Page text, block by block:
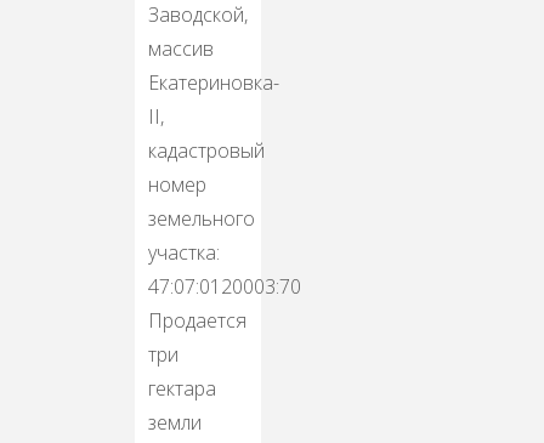
Заводской,
массив
Екатериновка-
II,
кадастровый
номер
земельного
участка:
47:07:0120003:70
Продается
три
гектара
земли